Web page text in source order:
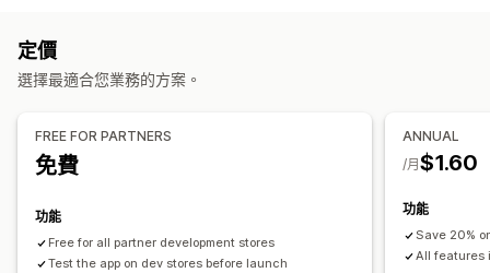
自訂
橫幅位置 動畫 固定式顯示
定價
選擇最適合您業務的方案。
FREE FOR PARTNERS
免費
功能
Free for all partner development stores
Test the app on dev stores before launch
ANNUAL
$1.60
/月
功能
Save 20%
All features